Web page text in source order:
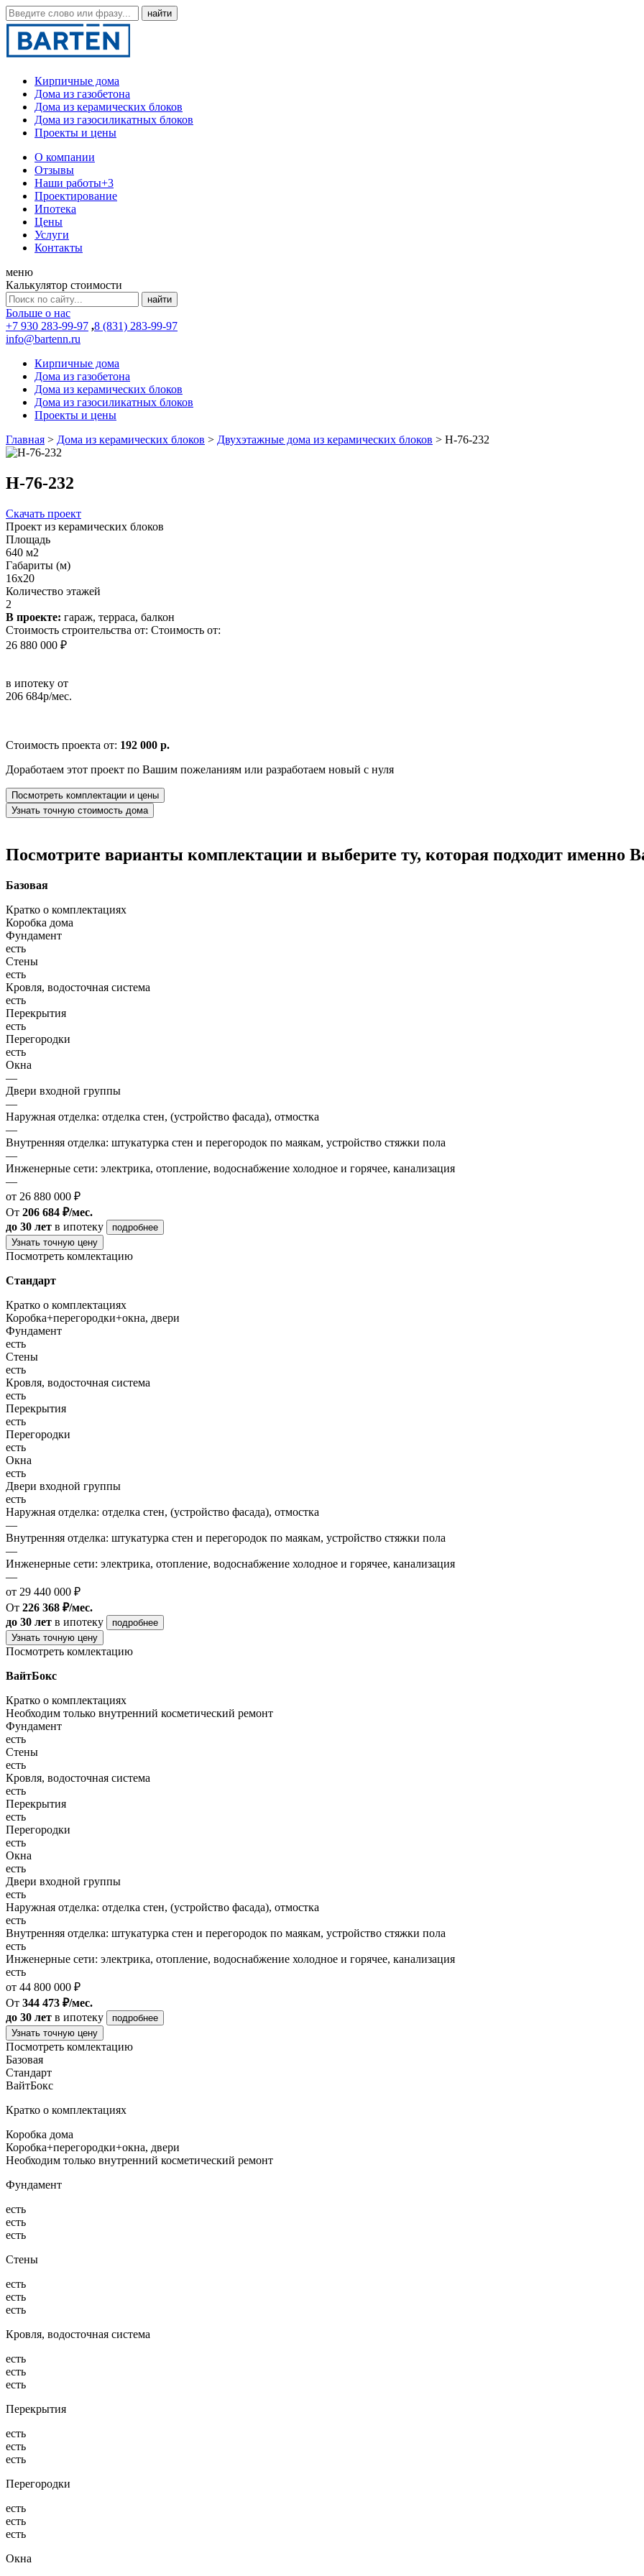
Кирпичные дома
Дома из газобетона
Дома из керамических блоков
Дома из газосиликатных блоков
Проекты и цены
О компании
Отзывы
Наши работы+3
Проектирование
Ипотека
Цены
Услуги
Контакты
меню
Калькулятор стоимости
Больше о нас
+7 930 283-99-97 ,8 (831) 283-99-97
info@bartenn.ru
Кирпичные дома
Дома из газобетона
Дома из керамических блоков
Дома из газосиликатных блоков
Проекты и цены
Главная > Дома из керамических блоков > Двухэтажные дома из керамических блоков > Н-76-232
Н-76-232
Скачать проект
Проект из керамических блоков
Площадь
640 м2
Габариты (м)
16x20
Количество этажей
2
В проекте: гараж, терраса, балкон
Стоимость строительства от: Стоимость от:
26 880 000 ₽
в ипотеку от
206 684р/мес.
Стоимость проекта от: 192 000 р.
Доработаем этот проект по Вашим пожеланиям или разработаем новый с нуля
Посмотреть комплектации и цены
Узнать точную стоимость дома
Посмотрите варианты комплектации и выберите ту, которая подходит именно
Базовая
Кратко о комплектациях
Коробка дома
Фундамент
есть
Стены
есть
Кровля, водосточная система
есть
Перекрытия
есть
Перегородки
есть
Окна
—
Двери входной группы
—
Наружная отделка: отделка стен, (устройство фасада), отмостка
—
Внутренняя отделка: штукатурка стен и перегородок по маякам, устройство стяжки пола
—
Инженерные сети: электрика, отопление, водоснабжение холодное и горячее, канализация
—
от 26 880 000 ₽
От 206 684 ₽/мес.
до 30 лет в ипотеку
подробнее
Узнать точную цену
Посмотреть комлектацию
Стандарт
Кратко о комплектациях
Коробка+перегородки+окна, двери
Фундамент
есть
Стены
есть
Кровля, водосточная система
есть
Перекрытия
есть
Перегородки
есть
Окна
есть
Двери входной группы
есть
Наружная отделка: отделка стен, (устройство фасада), отмостка
—
Внутренняя отделка: штукатурка стен и перегородок по маякам, устройство стяжки пола
—
Инженерные сети: электрика, отопление, водоснабжение холодное и горячее, канализация
—
от 29 440 000 ₽
От 226 368 ₽/мес.
до 30 лет в ипотеку
подробнее
Узнать точную цену
Посмотреть комлектацию
ВайтБокс
Кратко о комплектациях
Необходим только внутренний косметический ремонт
Фундамент
есть
Стены
есть
Кровля, водосточная система
есть
Перекрытия
есть
Перегородки
есть
Окна
есть
Двери входной группы
есть
Наружная отделка: отделка стен, (устройство фасада), отмостка
есть
Внутренняя отделка: штукатурка стен и перегородок по маякам, устройство стяжки пола
есть
Инженерные сети: электрика, отопление, водоснабжение холодное и горячее, канализация
есть
от 44 800 000 ₽
От 344 473 ₽/мес.
до 30 лет в ипотеку
подробнее
Узнать точную цену
Посмотреть комлектацию
Базовая
Стандарт
ВайтБокс
Кратко о комплектациях
Коробка дома
Коробка+перегородки+окна, двери
Необходим только внутренний косметический ремонт
Фундамент
есть
есть
есть
Стены
есть
есть
есть
Кровля, водосточная система
есть
есть
есть
Перекрытия
есть
есть
есть
Перегородки
есть
есть
есть
Окна